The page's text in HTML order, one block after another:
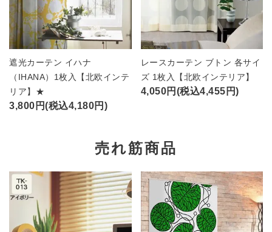
遮光カーテン イハナ
（IHANA）1枚入【北欧インテ
リア】★
3,800円(税込4,180円)
レースカーテン ブトン 各サイ
ズ 1枚入【北欧インテリア】
4,050円(税込4,455円)
売れ筋商品